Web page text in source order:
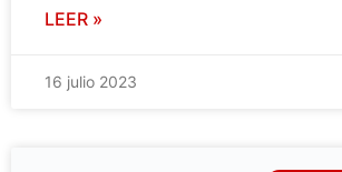
LEER »
16 julio 2023